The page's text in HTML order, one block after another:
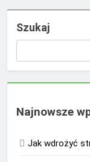
Szukaj
Najnowsze
Jak wdrożyć